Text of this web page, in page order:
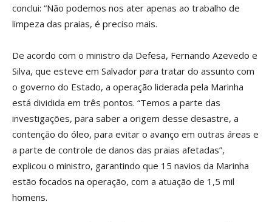
conclui: “Não podemos nos ater apenas ao trabalho de
limpeza das praias, é preciso mais.
De acordo com o ministro da Defesa, Fernando Azevedo e
Silva, que esteve em Salvador para tratar do assunto com
o governo do Estado, a operação liderada pela Marinha
está dividida em três pontos. “Temos a parte das
investigações, para saber a origem desse desastre, a
contenção do óleo, para evitar o avanço em outras áreas e
a parte de controle de danos das praias afetadas”,
explicou o ministro, garantindo que 15 navios da Marinha
estão focados na operação, com a atuação de 1,5 mil
homens.